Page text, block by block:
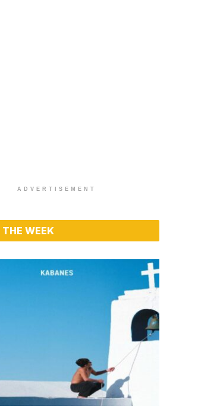
ADVERTISEMENT
THE WEEK